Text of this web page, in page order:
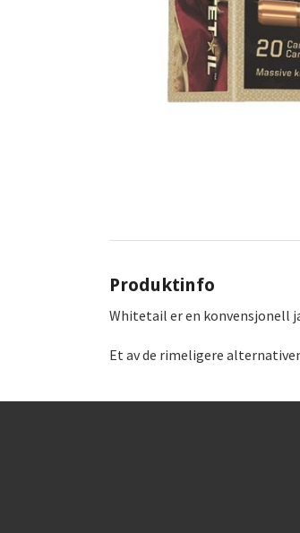
Produktinfo
Whitetail er en konvensjonell
Et av de rimeligere